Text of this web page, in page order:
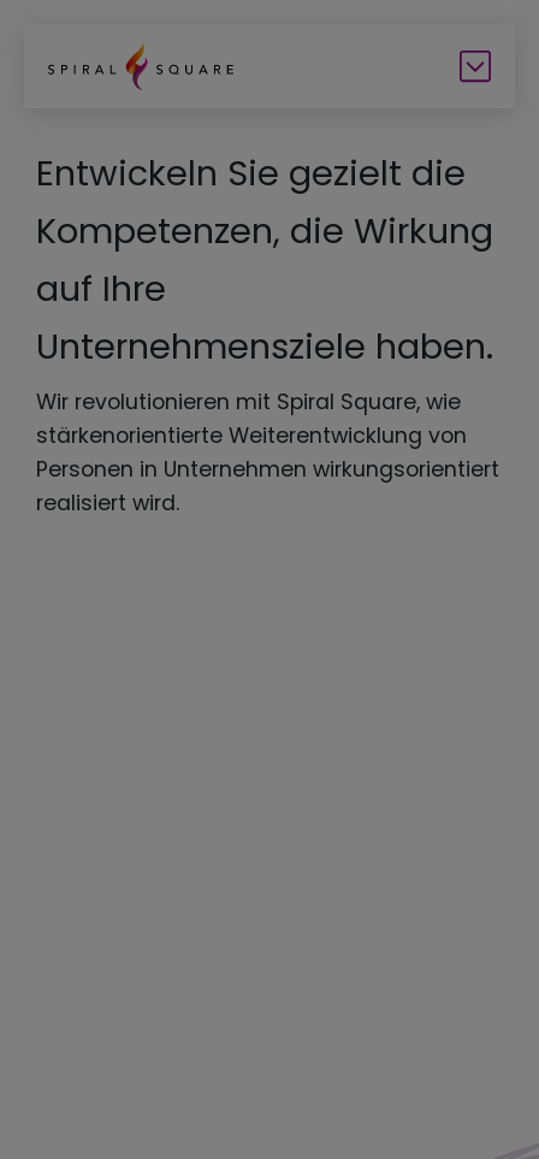
Entwickeln Sie gezielt die
Kompetenzen, die Wirkung
auf Ihre
Unternehmensziele haben.
Wir revolutionieren mit Spiral Square, wie
stärkenorientierte Weiterentwicklung von
Personen in Unternehmen wirkungsorientiert
realisiert wird.